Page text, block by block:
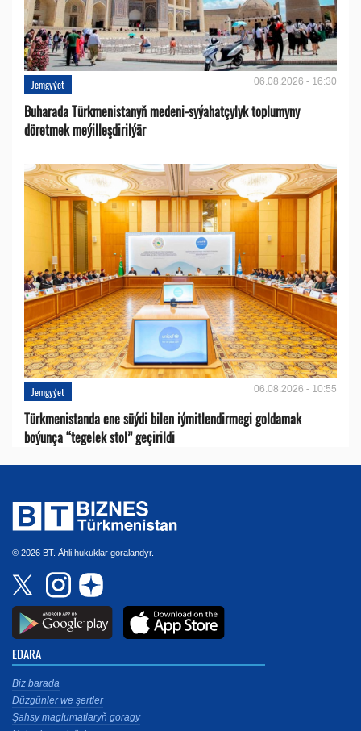
Jemgyýet 06.08.2026 - 16:30
Buharada Türkmenistanyň medeni-syýahatçylyk toplumyny
döretmek meýilleşdirilýär
Jemgyýet 06.08.2026 - 10:55
Türkmenistanda ene süýdi bilen iýmitlendirmegi goldamak
boýunça “tegelek stol” geçirildi
© 2026 BT. Ähli hukuklar goralandyr.
EDARA
Biz barada
Düzgünler we şertler
Şahsy maglumatlaryň goragy